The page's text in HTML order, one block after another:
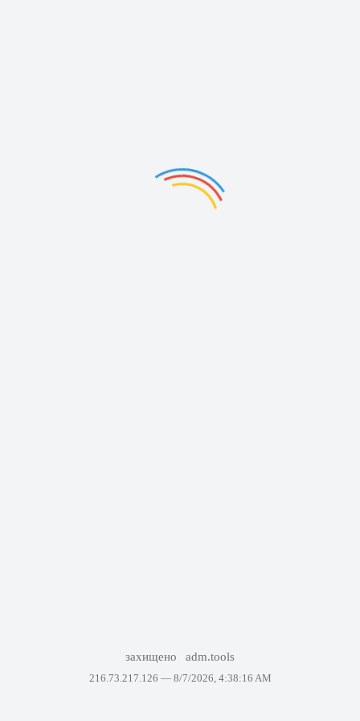
захищено adm.tools
216.73.217.126 — 8/7/2026, 4:38:16 AM